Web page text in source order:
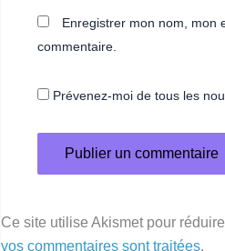
Enregistrer mon nom, mon
commentaire.
Prévenez-moi de tous les
Ce site utilise Akismet pour
vos commentaires sont traitées.